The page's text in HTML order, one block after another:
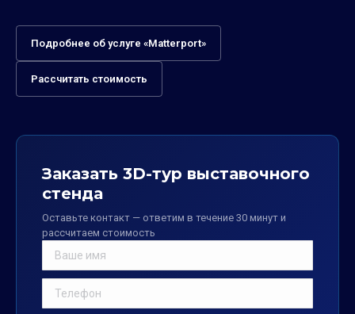
Подробнее об услуге «Matterport»
Рассчитать стоимость
Заказать 3D-тур выставочного
стенда
Оставьте контакт — ответим в течение 30 минут и
рассчитаем стоимость